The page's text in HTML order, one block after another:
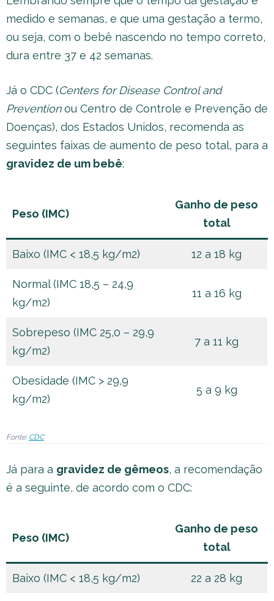
medido e semanas, e que uma gestação a termo,
ou seja, com o bebê nascendo no tempo correto,
dura entre 37 e 42 semanas.
Já o CDC (Centers for Disease Control and
Preventionou Centro de Controle e Prevenção de
Doenças), dos Estados Unidos, recomenda as
seguintes faixas de aumento de peso total, para a
gravidez de um bebê:
Peso (IMC)
Ganho de peso
total
Baixo (IMC < 18,5 kg/m2) 12 a 18 kg
Normal (IMC 18,5 – 24,9
kg/m2)
11 a 16 kg
Sobrepeso (IMC 25,0 – 29,9
kg/m2)
7 a 11 kg
Obesidade (IMC > 29,9
kg/m2)
5 a 9 kg
Fonte: CDC
Já para a gravidez de gêmeos, a recomendação
é a seguinte, de acordo com o CDC:
Peso (IMC)
Ganho de peso
total
Baixo (IMC < 18,5 kg/m2) 22 a 28 kg